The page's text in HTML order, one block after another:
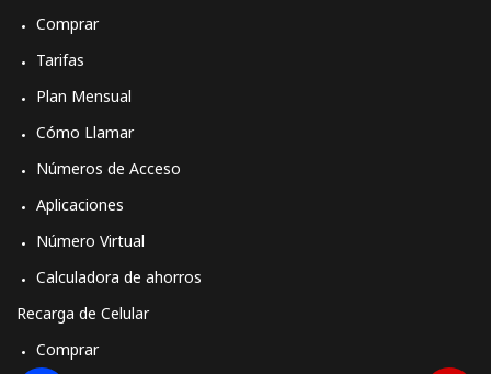
Comprar
Tarifas
Plan Mensual
Cómo Llamar
Números de Acceso
Aplicaciones
Número Virtual
Calculadora de ahorros
Recarga de Celular
Comprar